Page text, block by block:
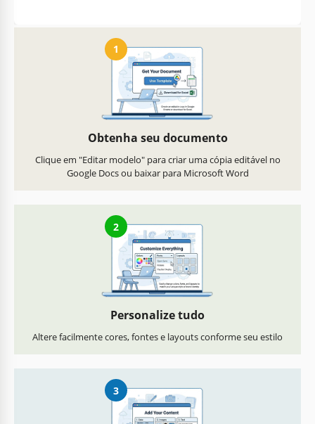
1
Obtenha seu documento
Clique em "Editar modelo" para criar uma cópia editável no
Google Docs ou baixar para Microsoft Word
2
Personalize tudo
Altere facilmente cores, fontes e layouts conforme seu estilo
3